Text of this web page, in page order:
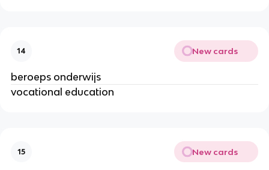
14 New cards
beroeps onderwijs
vocational education
15 New cards